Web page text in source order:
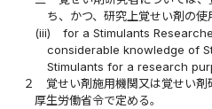
ち、かつ、研究上覚せい剤の
(iii)
for a Stimulants
considerable knowledge of
Stimulants for a research
２
覚せい剤施用機関又は覚せい剤
厚生労働省令で定める。